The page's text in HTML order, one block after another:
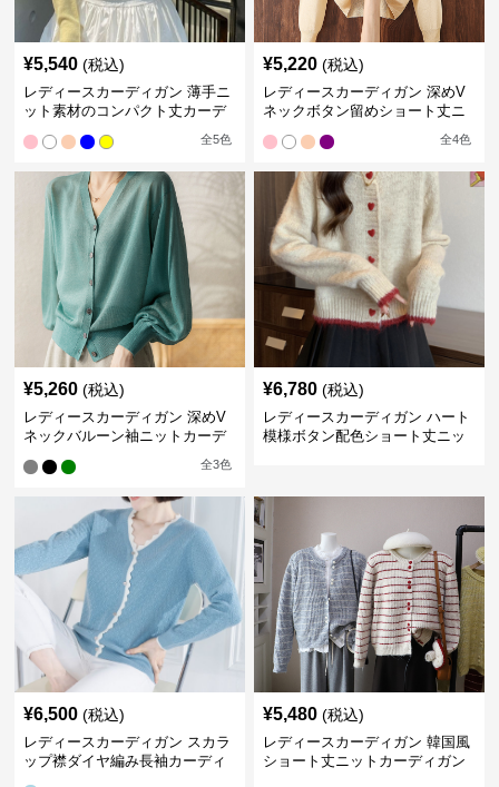
¥5,540 (税込)
レディースカーディガン 薄手ニ
ット素材のコンパクト丈カーデ
全5色
¥5,220 (税込)
レディースカーディガン 深めV
ネックボタン留めショート丈ニ
全4色
¥5,260 (税込)
レディースカーディガン 深めV
ネックバルーン袖ニットカーデ
全3色
¥6,780 (税込)
レディースカーディガン ハート
模様ボタン配色ショート丈ニッ
¥6,500 (税込)
レディースカーディガン スカラ
ップ襟ダイヤ編み長袖カーディ
¥5,480 (税込)
レディースカーディガン 韓国風
ショート丈ニットカーディガン